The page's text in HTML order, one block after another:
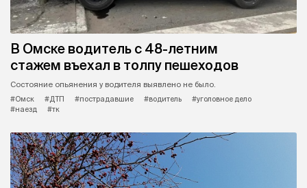
В Омске водитель с 48-летним
стажем въехал в толпу пешеходов
Состояние опьянения у водителя выявлено не было.
#Омск
#ДТП #пострадавшие #водитель
#уголовное дело
#наезд
#тк